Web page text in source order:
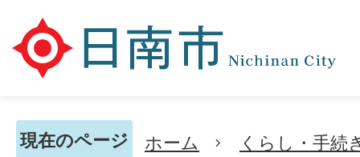
現在のページ ホーム くらし・手続